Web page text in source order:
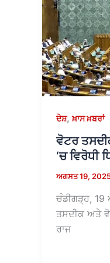
ਦੇਸ਼,ਖ਼ਾਸ ਖ਼ਬਰਾਂ
ਵੋਟਰ
‘ਚ ਵਿਰੋਧੀ
ਅਗਸਤ 19,
ਚੰਡੀਗੜ੍ਹ,
ਤਸਦੀਕ ਅਤੇ
ਰਾਜ